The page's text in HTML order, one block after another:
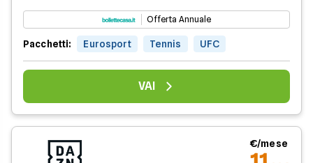
Offerta Annuale
Pacchetti: Eurosport Tennis UFC
VAI
€/mese